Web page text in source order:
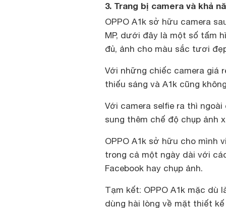
3. Trang bị camera và khả
OPPO A1k sở hữu camera
MP, dưới đây là một số tấm
đủ, ảnh cho màu sắc tươi
Với những chiếc camera giá
thiếu sáng và A1k cũng
Với camera selfie ra thì ngoài
sung thêm chế độ chụp ảnh
OPPO A1k sở hữu cho mình
trong cả một ngày dài với
Facebook hay chụp ảnh.
Tạm kết: OPPO A1k mặc
dùng hài lòng về mặt thiết